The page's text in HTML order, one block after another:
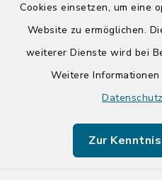
Cookies einsetzen, um eine
Website zu ermöglichen.
weiterer Dienste wird bei
Weitere
Zur